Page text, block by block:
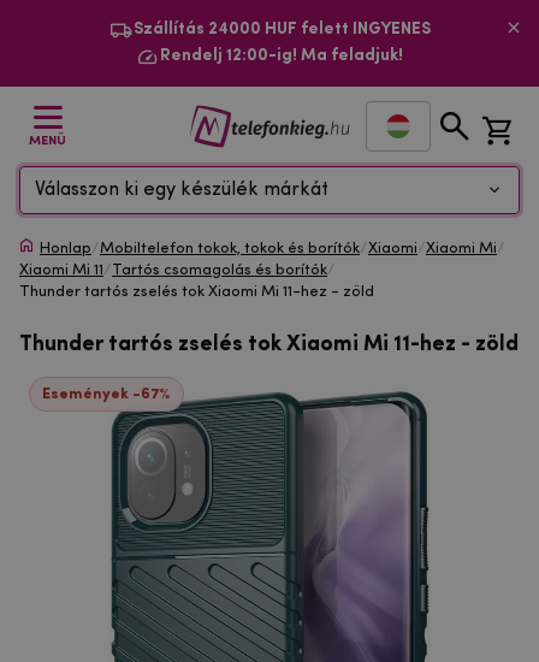
Szállítás 24000 HUF felett INGYENES
Rendelj 12:00-ig! Ma feladjuk!
MENÜ
Válasszon ki egy készülék márkát
Honlap/Mobiltelefon tokok, tokok és borítók/Xiaomi/Xiaomi Mi/
Xiaomi Mi 11/Tartós csomagolás és borítók/
Thunder tartós zselés tok Xiaomi Mi 11-hez - zöld
Thunder tartós zselés tok Xiaomi Mi 11-hez - zöld
Események -67%